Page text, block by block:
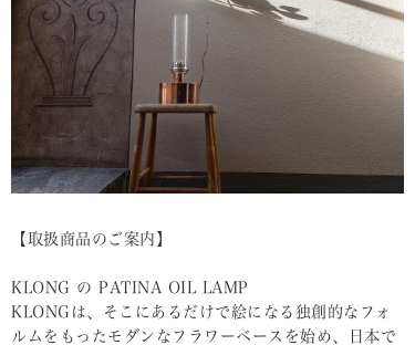
【取扱商品のご案内】
KLONG の PATINA OIL LAMP
KLONGは、そこにあるだけで絵になる独創的なフォ
ルムをもったモダンなフラワーベースを始め、日本で